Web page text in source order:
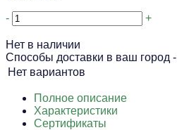
- +
Нет в наличии
Способы доставки в ваш город -
Нет вариантов
Полное описание
Характеристики
Сертификаты